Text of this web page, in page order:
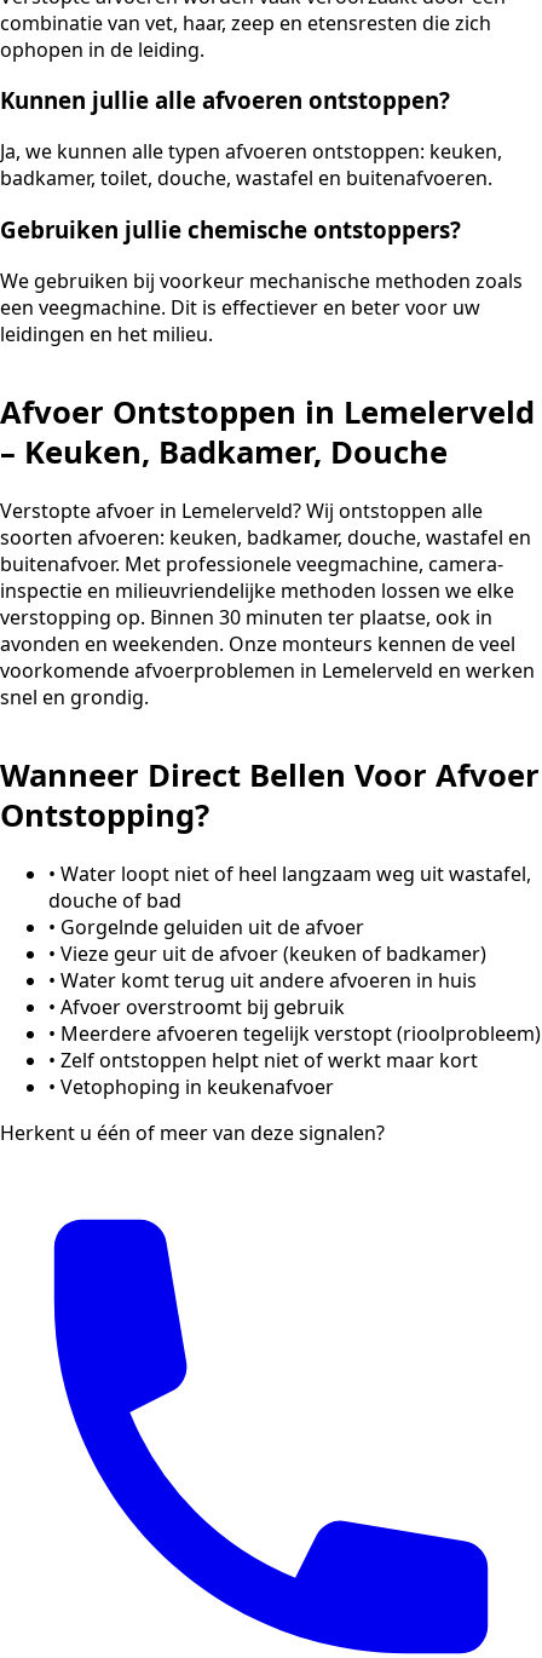
combinatie van vet, haar, zeep en etensresten die zich
ophopen in de leiding.
Kunnen jullie alle afvoeren ontstoppen?
Ja, we kunnen alle typen afvoeren ontstoppen: keuken,
badkamer, toilet, douche, wastafel en buitenafvoeren.
Gebruiken jullie chemische ontstoppers?
We gebruiken bij voorkeur mechanische methoden zoals
een veegmachine. Dit is effectiever en beter voor uw
leidingen en het milieu.
Afvoer Ontstoppen in Lemelerveld
– Keuken, Badkamer, Douche
Verstopte afvoer in Lemelerveld? Wij ontstoppen alle
soorten afvoeren: keuken, badkamer, douche, wastafel en
buitenafvoer. Met professionele veegmachine, camera-
inspectie en milieuvriendelijke methoden lossen we elke
verstopping op. Binnen 30 minuten ter plaatse, ook in
avonden en weekenden. Onze monteurs kennen de veel
voorkomende afvoerproblemen in Lemelerveld en werken
snel en grondig.
Wanneer Direct Bellen Voor Afvoer
Ontstopping?
• Water loopt niet of heel langzaam weg uit wastafel,
douche of bad
• Gorgelnde geluiden uit de afvoer
• Vieze geur uit de afvoer (keuken of badkamer)
• Water komt terug uit andere afvoeren in huis
• Afvoer overstroomt bij gebruik
• Meerdere afvoeren tegelijk verstopt (rioolprobleem)
• Zelf ontstoppen helpt niet of werkt maar kort
• Vetophoping in keukenafvoer
Herkent u één of meer van deze signalen?